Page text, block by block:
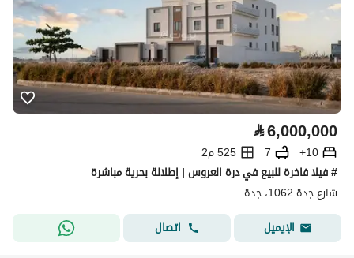
⃁6,000,000
10+
7
525 م2
# فيلا فاخرة للبيع في درة العروس | إطلالة بحرية مباشرة
شارع جدة 1062، جدة
الإيميل
اتصال